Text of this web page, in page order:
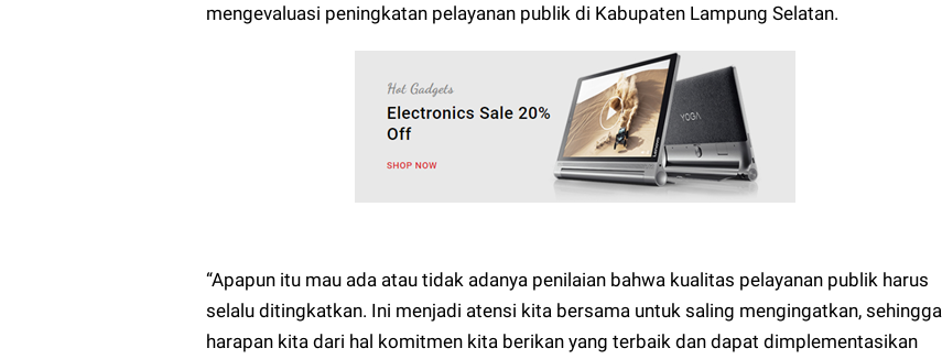
mengevaluasi peningkatan pelayanan publik di Kabupaten Lampung Selatan.
“Apapun itu mau ada atau tidak adanya penilaian bahwa kualitas pelayanan publik harus
selalu ditingkatkan. Ini menjadi atensi kita bersama untuk saling mengingatkan, sehingga
harapan kita dari hal komitmen kita berikan yang terbaik dan dapat dimplementasikan